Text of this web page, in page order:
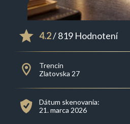
4.2/ 819 Hodnotení
Trencin
Zlatovska 27
Dátum skenovania:
21. marca 2026